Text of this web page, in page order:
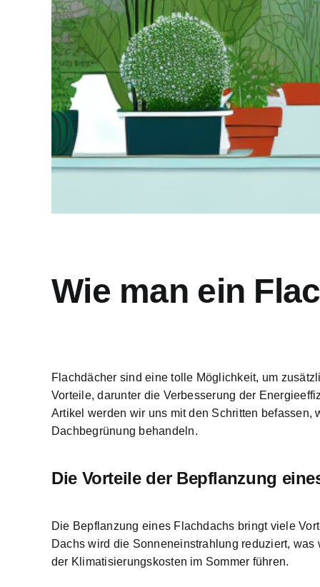
Wie man ein
Flachdächer sind eine tolle Möglichkeit, um
Vorteile, darunter die Verbesserung der
Artikel werden wir uns mit den Schritten
Dachbegrünung behandeln.
Die Vorteile der Bepflanzung
Die Bepflanzung eines Flachdachs bringt viele
Dachs wird die Sonneneinstrahlung reduziert,
der Klimatisierungskosten im Sommer führen.